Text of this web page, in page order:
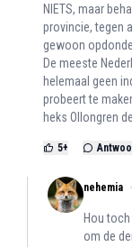
NIETS, maar
provincie, tegen
gewoon
De meeste
helemaal geen
probeert te
heks Ollongren
5+
nehemia
Hou
om de